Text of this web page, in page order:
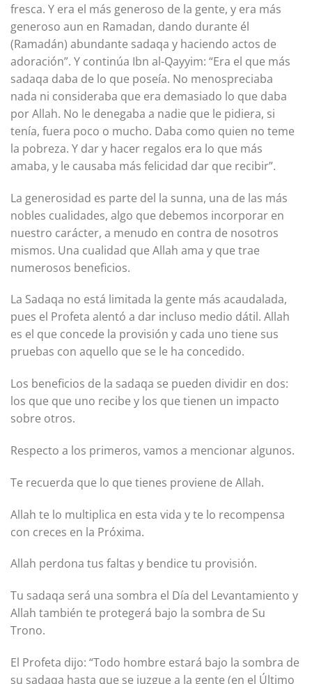
fresca. Y era el más generoso de la gente, y era más
generoso aun en Ramadan, dando durante él
(Ramadán) abundante sadaqa y haciendo actos de
adoración”. Y continúa Ibn al-Qayyim: “Era el que más
sadaqa daba de lo que poseía. No menospreciaba
nada ni consideraba que era demasiado lo que daba
por Allah. No le denegaba a nadie que le pidiera, si
tenía, fuera poco o mucho. Daba como quien no teme
la pobreza. Y dar y hacer regalos era lo que más
amaba, y le causaba más felicidad dar que recibir”.
La generosidad es parte del la sunna, una de las más
nobles cualidades, algo que debemos incorporar en
nuestro carácter, a menudo en contra de nosotros
mismos. Una cualidad que Allah ama y que trae
numerosos beneficios.
La Sadaqa no está limitada la gente más acaudalada,
pues el Profeta alentó a dar incluso medio dátil. Allah
es el que concede la provisión y cada uno tiene sus
pruebas con aquello que se le ha concedido.
Los beneficios de la sadaqa se pueden dividir en dos:
los que que uno recibe y los que tienen un impacto
sobre otros.
Respecto a los primeros, vamos a mencionar algunos.
Te recuerda que lo que tienes proviene de Allah.
Allah te lo multiplica en esta vida y te lo recompensa
con creces en la Próxima.
Allah perdona tus faltas y bendice tu provisión.
Tu sadaqa será una sombra el Día del Levantamiento y
Allah también te protegerá bajo la sombra de Su
Trono.
El Profeta dijo: “Todo hombre estará bajo la sombra de
su sadaqa hasta que se juzgue a la gente (en el Último